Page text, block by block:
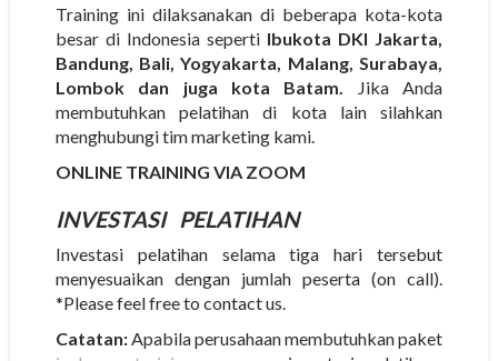
Training ini dilaksanakan di beberapa kota-kota
besar di Indonesia seperti Ibukota DKI Jakarta,
Bandung, Bali, Yogyakarta, Malang, Surabaya,
Lombok dan juga kota Batam. Jika Anda
membutuhkan pelatihan di kota lain silahkan
menghubungi tim marketing kami.
ONLINE TRAINING VIA ZOOM
INVESTASIPELATIHAN
Investasi pelatihan selama tiga hari tersebut
menyesuaikan dengan jumlah peserta (on call).
*Please feel free to contact us.
Catatan:Apabila perusahaan membutuhkan paket